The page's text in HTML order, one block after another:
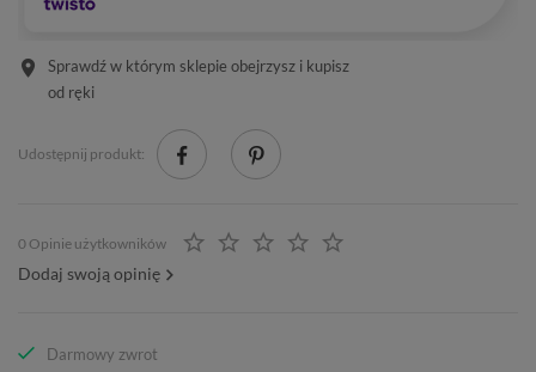
Sprawdź w którym sklepie obejrzysz i kupisz
od ręki
Udostępnij produkt:
0 Opinie użytkowników
Dodaj swoją opinię
Darmowy zwrot